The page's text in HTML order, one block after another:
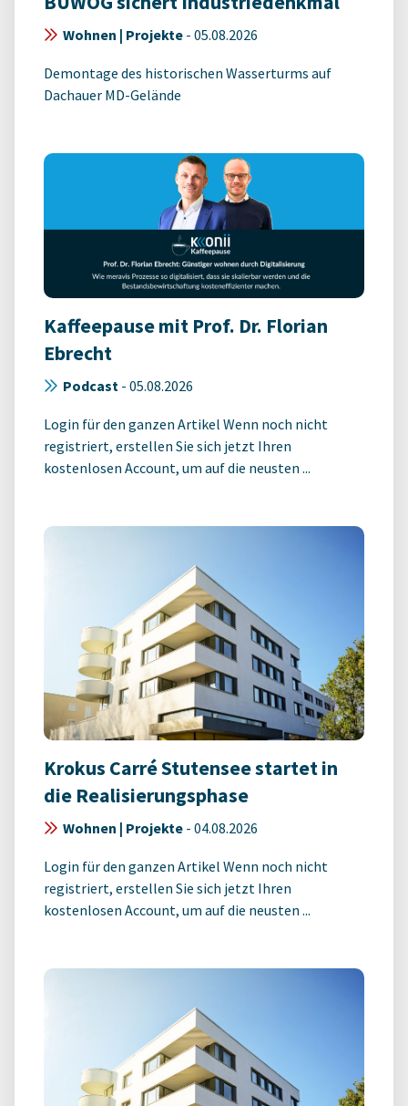
Wohnen | Projekte - 05.08.2026
Demontage des historischen Wasserturms auf
Dachauer MD-Gelände
Kaffeepause mit Prof. Dr. Florian
Ebrecht
Podcast - 05.08.2026
Login für den ganzen Artikel Wenn noch nicht
registriert, erstellen Sie sich jetzt Ihren
kostenlosen Account, um auf die neusten ...
Krokus Carré Stutensee startet in
die Realisierungsphase
Wohnen | Projekte - 04.08.2026
Login für den ganzen Artikel Wenn noch nicht
registriert, erstellen Sie sich jetzt Ihren
kostenlosen Account, um auf die neusten ...